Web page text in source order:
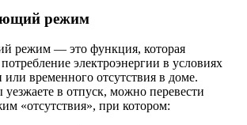
режим
режим — это функция, которая
электроэнергии в условиях
или временного отсутствия в доме.
в отпуск, можно перевести
«отсутствия», при котором: